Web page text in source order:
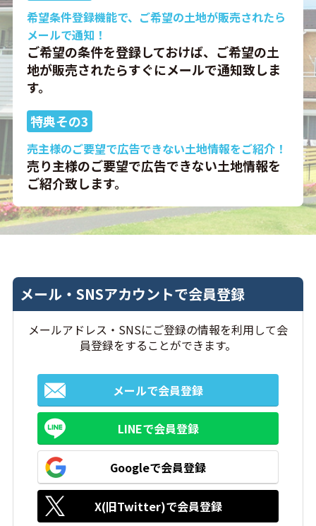
希望条件登録機能で、ご希望の土地が販売されたら
メールで通知！
ご希望の条件を登録しておけば、ご希望の土
地が販売されたらすぐにメールで通知致しま
す。
特典その3
売主様のご要望で広告できない土地情報をご紹介！
売り主様のご要望で広告できない土地情報を
ご紹介致します。
メール・SNSアカウントで会員登録
メールアドレス・SNSにご登録の情報を利用して会
員登録をすることができます。
メールで会員登録
LINEで会員登録
Googleで会員登録
X(旧Twitter)で会員登録